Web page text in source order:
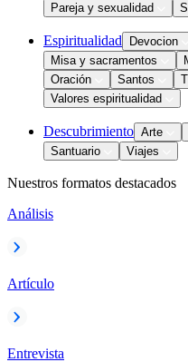
Pareja y sexualidad
Espiritualidad Devocion
Misa y sacramentos
Oración
Santos
Valores espiritualidad
Descubrimiento Arte
Santuario
Viajes
Nuestros formatos destacados
Análisis
Artículo
Entrevista